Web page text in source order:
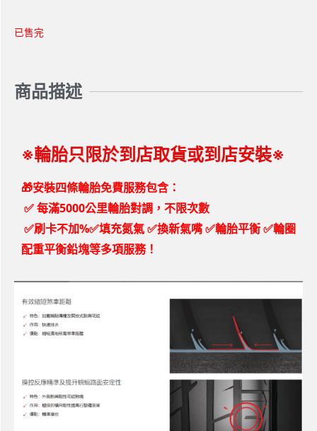
已售完
商品描述
※輪胎只限於到店取貨或到店安裝※
🎁安裝四條輪胎免費服務包含：
✅每滿5000公里輪胎對調，不限次數
✅刷卡不加%✅填充氮氣 ✅換新氣嘴 ✅輪胎平衡 ✅輪圈
配重平衡鉛塊等多項服務！